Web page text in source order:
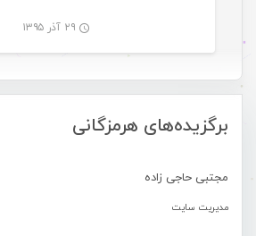
برگزیده‌های هرمزگانی
مجتبی حاجی زاده
مدیریت سایت
۲۹ آذر ۱۳۹۵